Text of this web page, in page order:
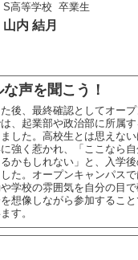
S高等学校 卒業生
山内 結月
声を聞こう！
後、最終確認としてオー
、起業部や政治部に所属
した。高校生とは思えな
強く惹かれ、「ここなら
かもしれない」と、入学
た。オープンキャンパス
学校の雰囲気を自分の目
想像しながら参加するこ
す。